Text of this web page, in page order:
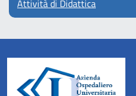
Attività di Didattica